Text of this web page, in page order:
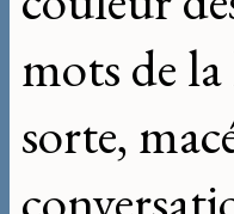
mots de
sorte,